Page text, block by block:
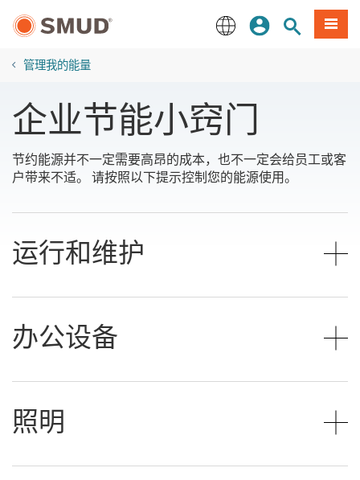
登录网站搜索
項目
管理我的能量
企业节能小窍门
节约能源并不一定需要高昂的成本，也不一定会给员工或客
户带来不适。 请按照以下提示控制您的能源使用。
运行和维护
办公设备
照明